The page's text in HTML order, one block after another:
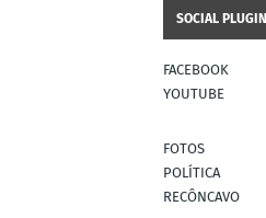
SOCIAL PLUGIN
FACEBOOK
YOUTUBE
FOTOS
POLÍTICA
RECÔNCAVO